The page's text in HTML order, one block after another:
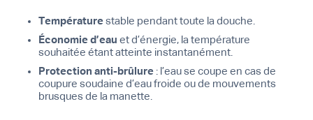
Température stable pendant toute la douche.
Économie d’eau et d’énergie, la température
souhaitée étant atteinte instantanément.
Protection anti-brûlure: l’eau se coupe en cas de
coupure soudaine d’eau froide ou de mouvements
brusques de la manette.